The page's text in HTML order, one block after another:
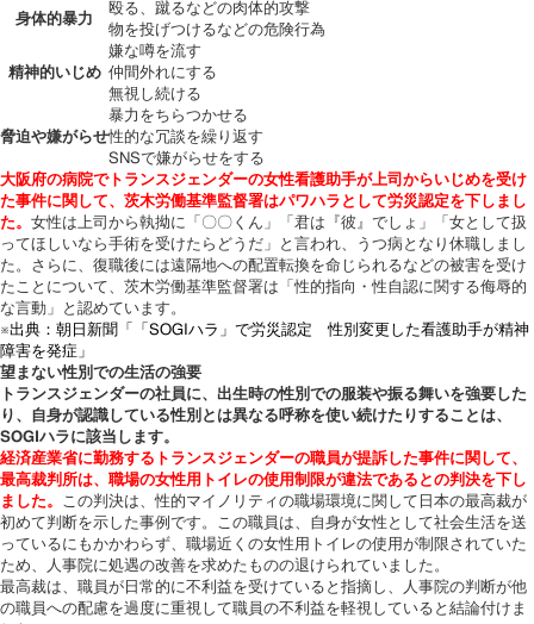
身体的暴力
殴る、蹴るなどの肉体的攻撃
物を投げつけるなどの危険行為
精神的いじめ
嫌な噂を流す
仲間外れにする
無視し続ける
脅迫や嫌がらせ
暴力をちらつかせる
性的な冗談を繰り返す
SNSで嫌がらせをする
大阪府の病院でトランスジェンダーの女性看護助手が上司からいじめを受け
た事件に関して、茨木労働基準監督署はパワハラとして労災認定を下しまし
た。 女性は上司から執拗に「〇〇くん」「君は『彼』でしょ」「女として扱
ってほしいなら手術を受けたらどうだ」と言われ、うつ病となり休職しまし
た。さらに、復職後には遠隔地への配置転換を命じられるなどの被害を受け
たことについて、茨木労働基準監督署は「性的指向・性自認に関する侮辱的
な言動」と認めています。
※出典：朝日新聞「「SOGIハラ」で労災認定 性別変更した看護助手が精神
障害を発症」
望まない性別での生活の強要
トランスジェンダーの社員に、出生時の性別での服装や振る舞いを強要した
り、自身が認識している性別とは異なる呼称を使い続けたりすることは、
SOGIハラに該当します。
経済産業省に勤務するトランスジェンダーの職員が提訴した事件に関して、
最高裁判所は、職場の女性用トイレの使用制限が違法であるとの判決を下し
ました。 この判決は、性的マイノリティの職場環境に関して日本の最高裁が
初めて判断を示した事例です。この職員は、自身が女性として社会生活を送
っているにもかかわらず、職場近くの女性用トイレの使用が制限されていた
ため、人事院に処遇の改善を求めたものの退けられていました。
最高裁は、職員が日常的に不利益を受けていると指摘し、人事院の判断が他
の職員への配慮を過度に重視して職員の不利益を軽視していると結論付けま